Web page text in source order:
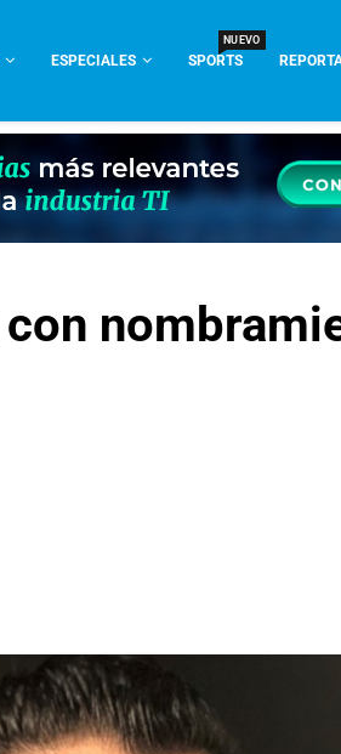
ESPECIALES SPORTS
NUEVO